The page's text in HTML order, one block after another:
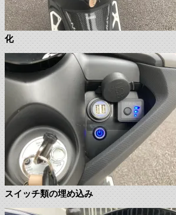
化
スイッチ類の埋め込み